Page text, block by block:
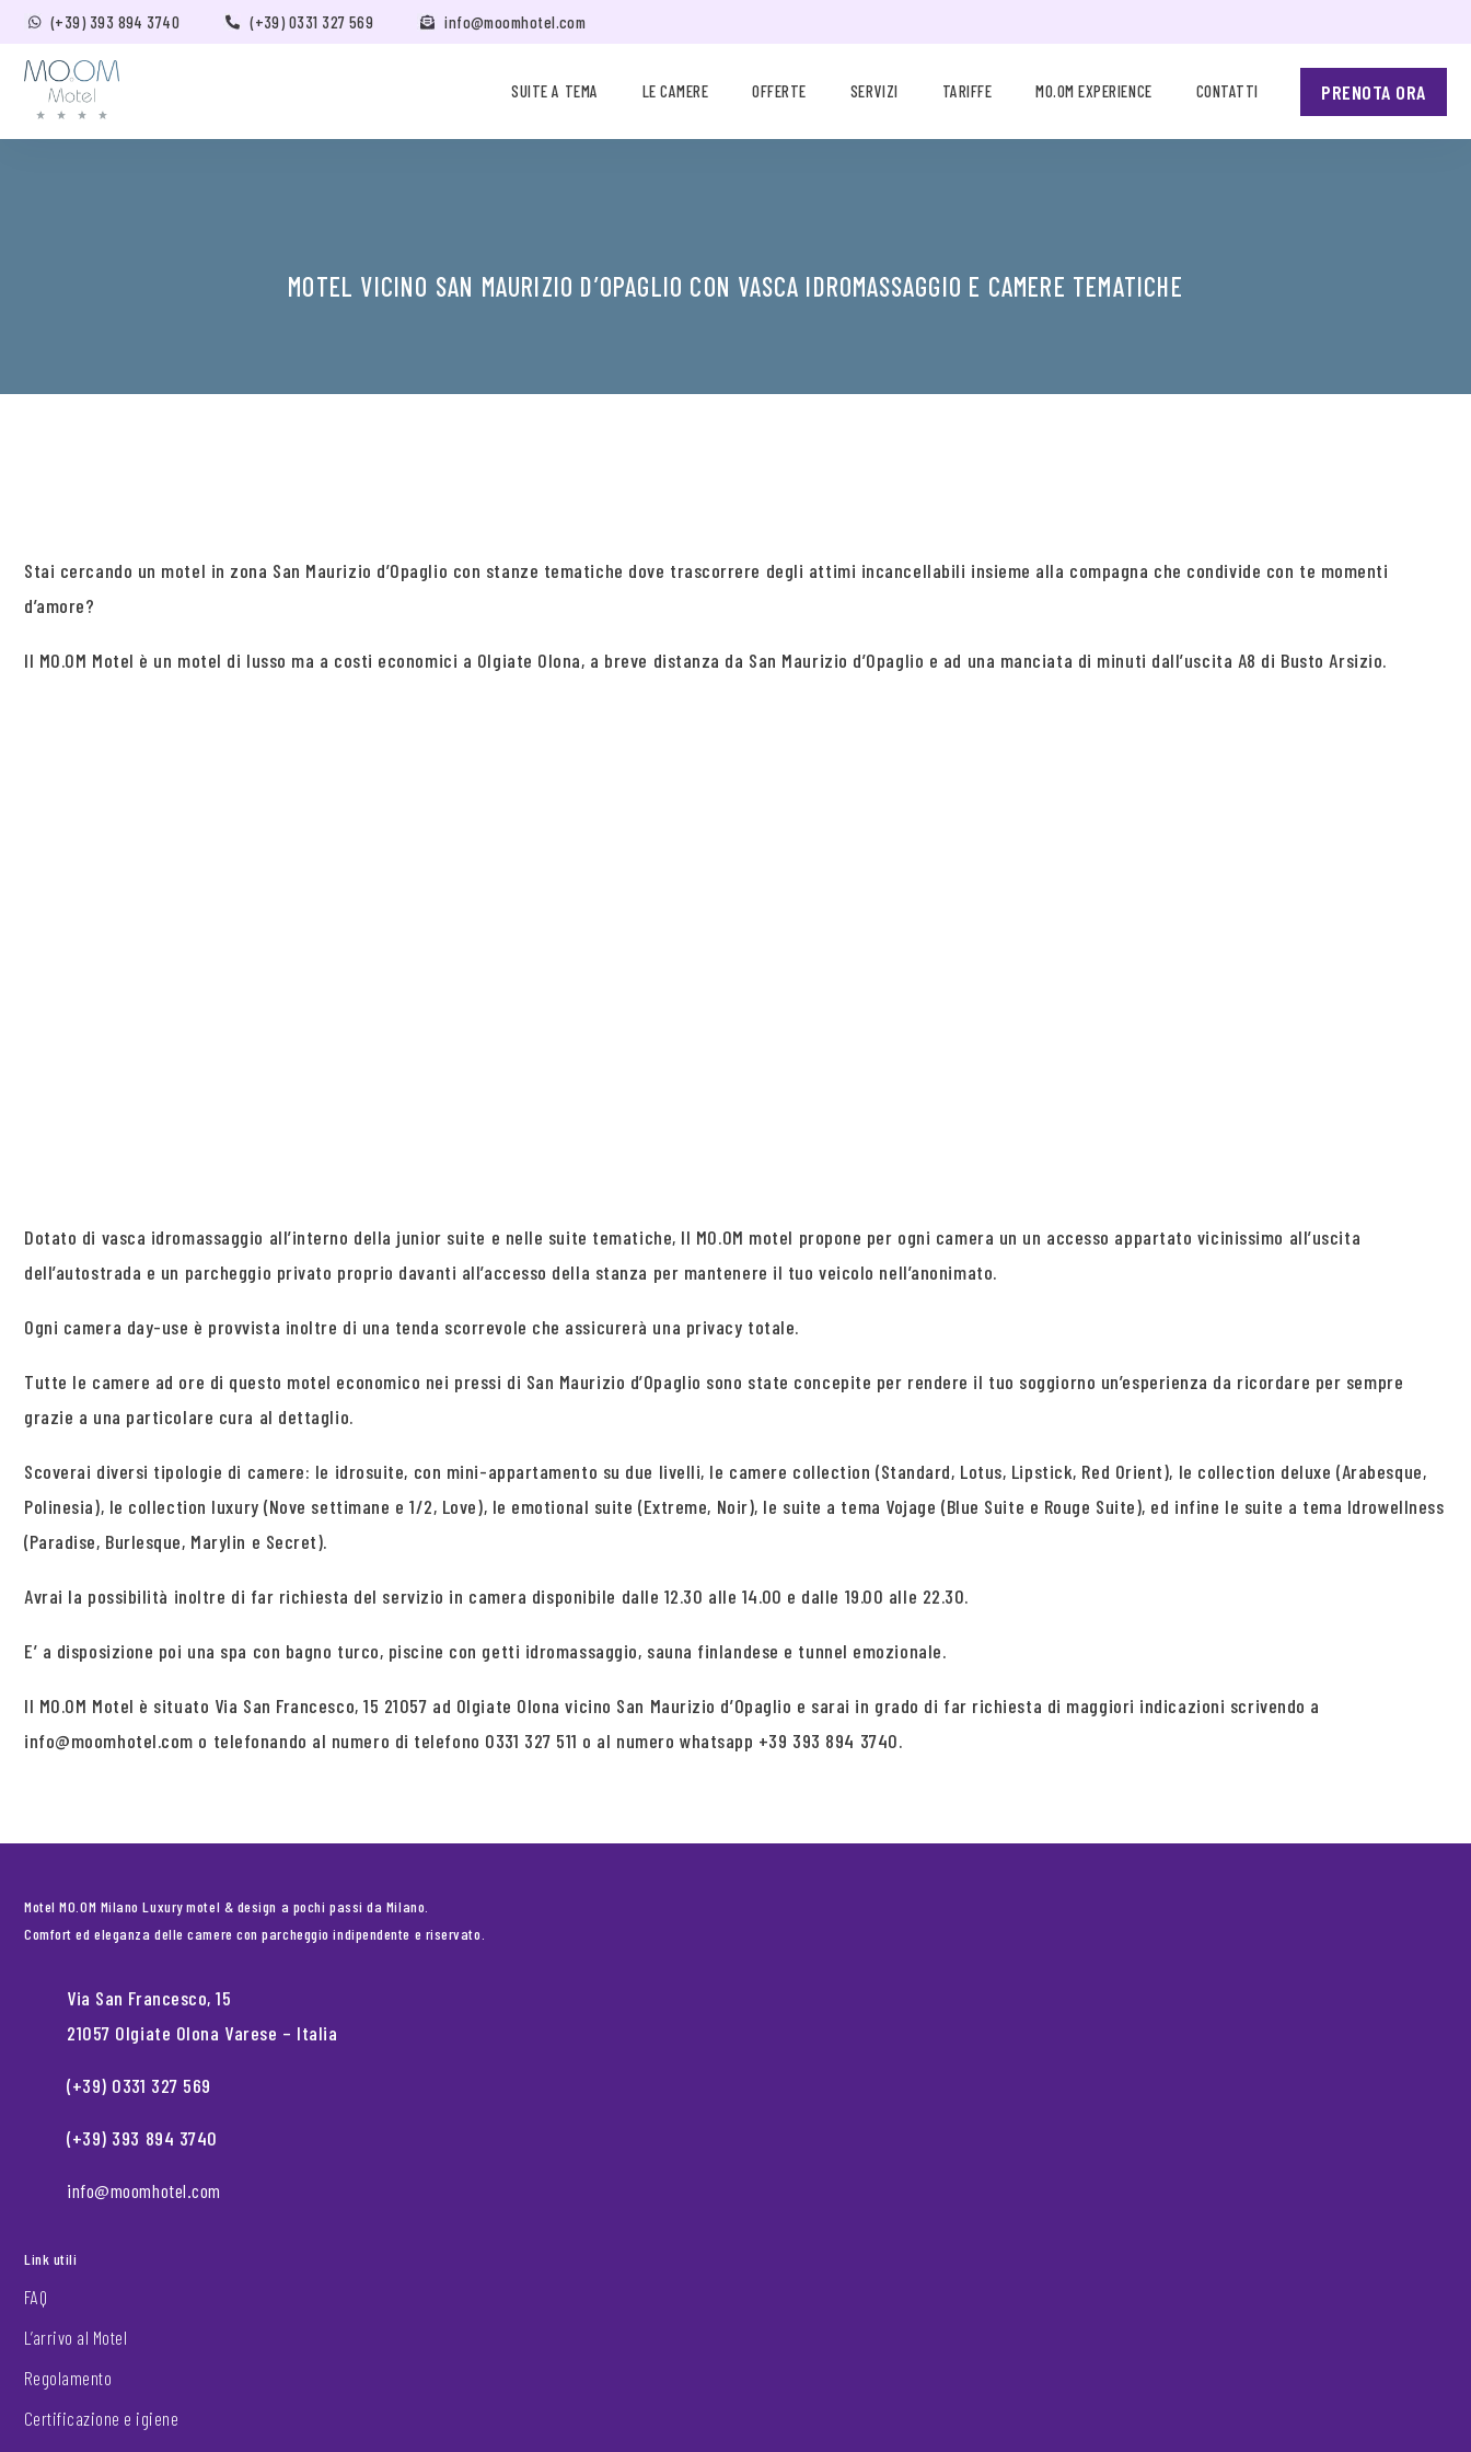
(+39) 393 894 3740 (+39) 0331 327 569 info@moomhotel.com
SUITE A TEMA LE CAMERE OFFERTE SERVIZI TARIFFE MO.OM EXPERIENCE CONTATTI PRENOTA ORA
MOTEL VICINO SAN MAURIZIO D’OPAGLIO CON VASCA IDROMASSAGGIO E CAMERE TEMATICHE
Stai cercando un motel in zona San Maurizio d’Opaglio con stanze tematiche dove trascorrere degli attimi incancellabili insieme alla compagna che condivide con te momenti
d’amore?
Il MO.OM Motel è un motel di lusso ma a costi economici a Olgiate Olona, a breve distanza da San Maurizio d’Opaglio e ad una manciata di minuti dall’uscita A8 di Busto Arsizio.
Dotato di vasca idromassaggio all’interno della junior suite e nelle suite tematiche, Il MO.OM motel propone per ogni camera un un accesso appartato vicinissimo all’uscita
dell’autostrada e un parcheggio privato proprio davanti all’accesso della stanza per mantenere il tuo veicolo nell’anonimato.
Ogni camera day-use è provvista inoltre di una tenda scorrevole che assicurerà una privacy totale.
Tutte le camere ad ore di questo motel economico nei pressi di San Maurizio d’Opaglio sono state concepite per rendere il tuo soggiorno un’esperienza da ricordare per sempre
grazie a una particolare cura al dettaglio.
Scoverai diversi tipologie di camere: le idrosuite, con mini-appartamento su due livelli, le camere collection (Standard, Lotus, Lipstick, Red Orient), le collection deluxe (Arabesque,
Polinesia), le collection luxury (Nove settimane e 1/2, Love), le emotional suite (Extreme, Noir), le suite a tema Vojage (Blue Suite e Rouge Suite), ed infine le suite a tema Idrowellness
(Paradise, Burlesque, Marylin e Secret).
Avrai la possibilità inoltre di far richiesta del servizio in camera disponibile dalle 12.30 alle 14.00 e dalle 19.00 alle 22.30.
E’ a disposizione poi una spa con bagno turco, piscine con getti idromassaggio, sauna finlandese e tunnel emozionale.
Il MO.OM Motel è situato Via San Francesco, 15 21057 ad Olgiate Olona vicino San Maurizio d’Opaglio e sarai in grado di far richiesta di maggiori indicazioni scrivendo a
info@moomhotel.com o telefonando al numero di telefono 0331 327 511 o al numero whatsapp +39 393 894 3740.
Motel MO.OM Milano Luxury motel & design a pochi passi da Milano.
Comfort ed eleganza delle camere con parcheggio indipendente e riservato.
Via San Francesco, 15
21057 Olgiate Olona Varese – Italia
(+39) 0331 327 569
(+39) 393 894 3740
info@moomhotel.com
Link utili
FAQ
L’arrivo al Motel
Regolamento
Certificazione e igiene